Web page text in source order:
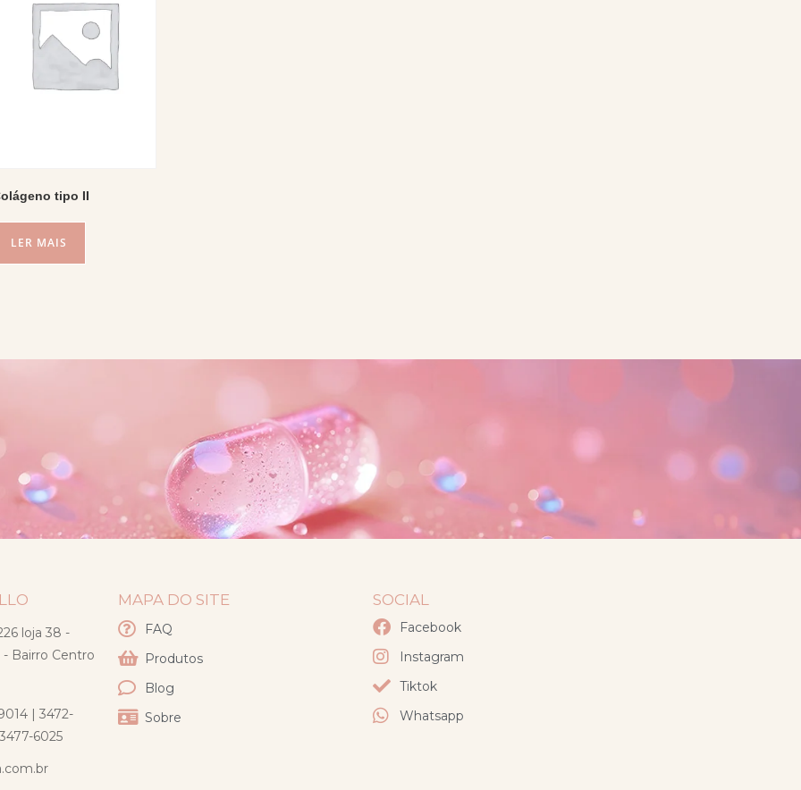
tipo II
LER MAIS
loja 38 -
Bairro Centro
| 3472-
6025
MAPA DO SITE
FAQ
Produtos
Blog
Sobre
SOCIAL
Facebook
Instagram
Tiktok
Whatsapp